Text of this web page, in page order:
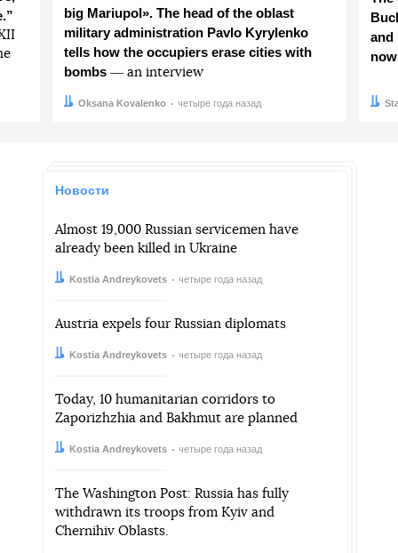
big Mariupol». The head of the oblast
military administration Pavlo Kyrylenko
tells how the occupiers erase cities with
bombs ― an interview
Автор:
Oksana Kovalenko
Дата: четыре года назад
and
now
Дата:
Новости
Almost 19,000 Russian servicemen have
already been killed in Ukraine
Автор:Kostia Andreykovets
Дата: четыре года назад
Austria expels four Russian diplomats
Автор:Kostia Andreykovets
Дата: четыре года назад
Today, 10 humanitarian corridors to
Zaporizhzhia and Bakhmut are planned
Автор:Kostia Andreykovets
Дата: четыре года назад
The Washington Post: Russia has fully
withdrawn its troops from Kyiv and
Chernihiv Oblasts.